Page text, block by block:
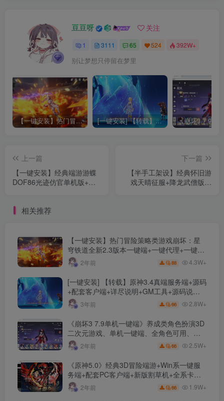
豆豆呀 关注
1 3111 65 524 392W+
别让梦想只停留在梦里
【一键安装】热门冒险策略类游戏崩坏：星穹铁道全新2.3版本一键端+一键代理+一键启动+免虚拟机 [一键安装] 【转载】原神3.4真端服务端+源码+配套客户端+详尽说明+GM工具+源码说明文件
上一篇
【一键安装】经典端游游蝶
DOF86光迹仿官单机版+全
+详细攻略
下一篇
【半手工架设】经典怀旧游
戏天晴征服+降龙武僧版本
相关推荐
【一键安装】热门冒险策略类游戏崩坏：星
穹铁道全新2.3版本一键端+一键代理+一键启
动+免虚拟机
2年前 88 4.3W+
[一键安装] 【转载】原神3.4真端服务端+源码
+配套客户端+详尽说明+GM工具+源码说明
文件3年前 66 2.8W+
《崩坏3 7.9单机一键端》养成类角色扮演3D
二次元游戏、单机一键端、全角色可用、无
限资源、附带保姆级安装教程
2年前 66 2.5W+
《原神5.0》经典3D冒险端游+Win系一键服
务端+配套PC客户端+新版割草机+全系卡池
文件2年前 66 1.9W+